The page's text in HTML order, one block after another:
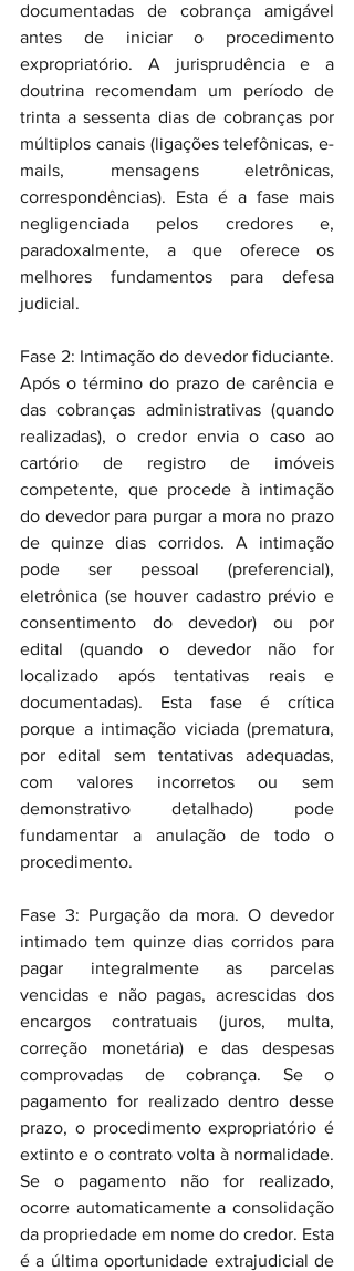
documentadas de cobrança amigável
antes de iniciar o procedimento
expropriatório. A jurisprudência e a
doutrina recomendam um período de
trinta a sessenta dias de cobranças por
múltiplos canais (ligações telefônicas, e-
mails, mensagens eletrônicas,
correspondências). Esta é a fase mais
negligenciada pelos credores e,
paradoxalmente, a que oferece os
melhores fundamentos para defesa
judicial.
Fase 2: Intimação do devedor fiduciante.
Após o término do prazo de carência e
das cobranças administrativas (quando
realizadas), o credor envia o caso ao
cartório de registro de imóveis
competente, que procede à intimação
do devedor para purgar a mora no prazo
de quinze dias corridos. A intimação
pode ser pessoal (preferencial),
eletrônica (se houver cadastro prévio e
consentimento do devedor) ou por
edital (quando o devedor não for
localizado após tentativas reais e
documentadas). Esta fase é crítica
porque a intimação viciada (prematura,
por edital sem tentativas adequadas,
com valores incorretos ou sem
demonstrativo detalhado) pode
fundamentar a anulação de todo o
procedimento.
Fase 3: Purgação da mora. O devedor
intimado tem quinze dias corridos para
pagar integralmente as parcelas
vencidas e não pagas, acrescidas dos
encargos contratuais (juros, multa,
correção monetária) e das despesas
comprovadas de cobrança. Se o
pagamento for realizado dentro desse
prazo, o procedimento expropriatório é
extinto e o contrato volta à normalidade.
Se o pagamento não for realizado,
ocorre automaticamente a consolidação
da propriedade em nome do credor. Esta
é a última oportunidade extrajudicial de